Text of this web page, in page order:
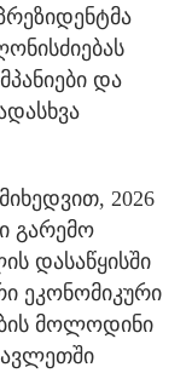
და
2026
გარემო
დასაწყისში
ეკონომიკური
მოლოდინი